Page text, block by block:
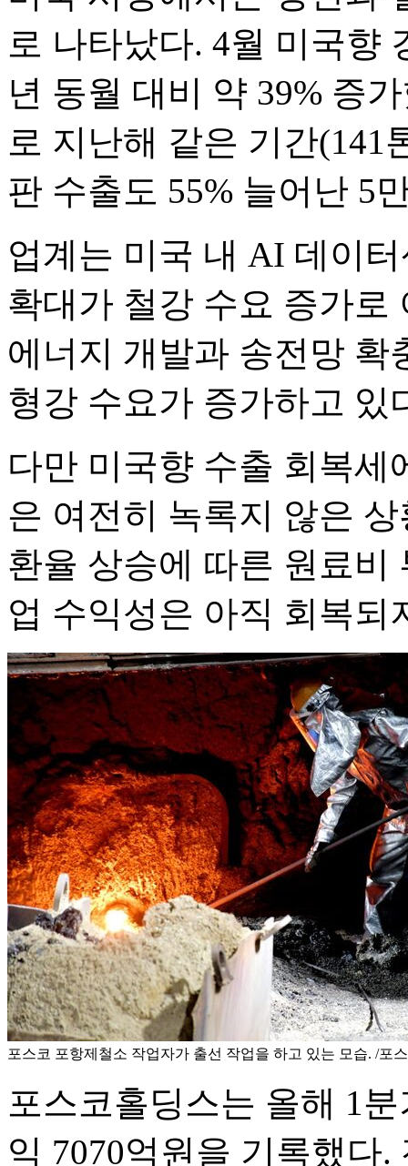
로 나타났다. 4월 미국향
년 동월 대비 약 39% 증
로 지난해 같은 기간(141
판 수출도 55% 늘어난 5
업계는 미국 내 AI 데이
확대가 철강 수요 증가로
에너지 개발과 송전망 확
형강 수요가 증가하고 있
다만 미국향 수출 회복
은 여전히 녹록지 않은
환율 상승에 따른 원료비
업 수익성은 아직 회복되
포스코 포항제철소 작업자가 출선 작업을 하고 있는 모습. /포
포스코홀딩스는 올해 1
익 7070억원을 기록했다